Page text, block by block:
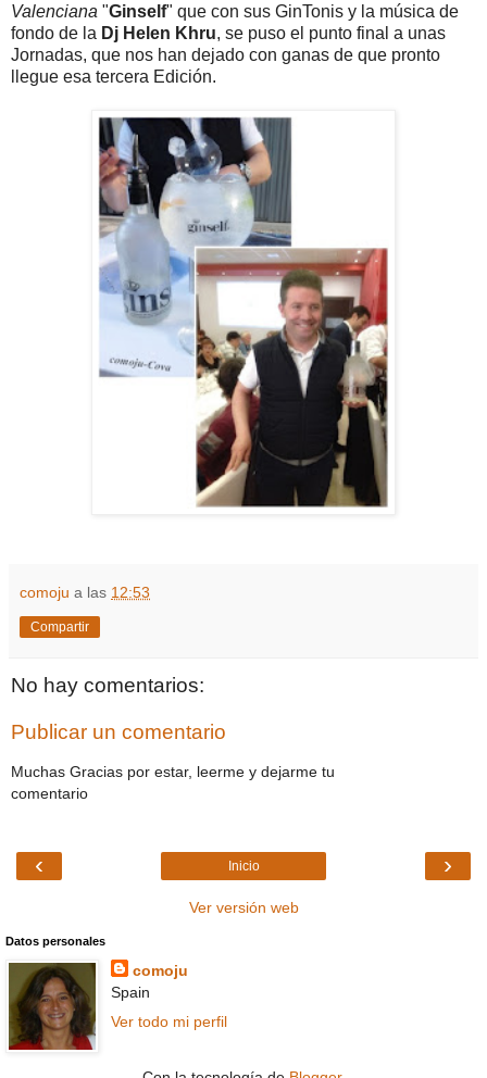
Valenciana "Ginself" que con sus GinTonis y la música de
fondo de la Dj Helen Khru, se puso el punto final a unas
Jornadas, que nos han dejado con ganas de que pronto
llegue esa tercera Edición.
comoju a las 12:53
Compartir
No hay comentarios:
Publicar un comentario
Muchas Gracias por estar, leerme y dejarme tu
comentario
‹ ›
Inicio
Ver versión web
Datos personales
comoju
Spain
Ver todo mi perfil